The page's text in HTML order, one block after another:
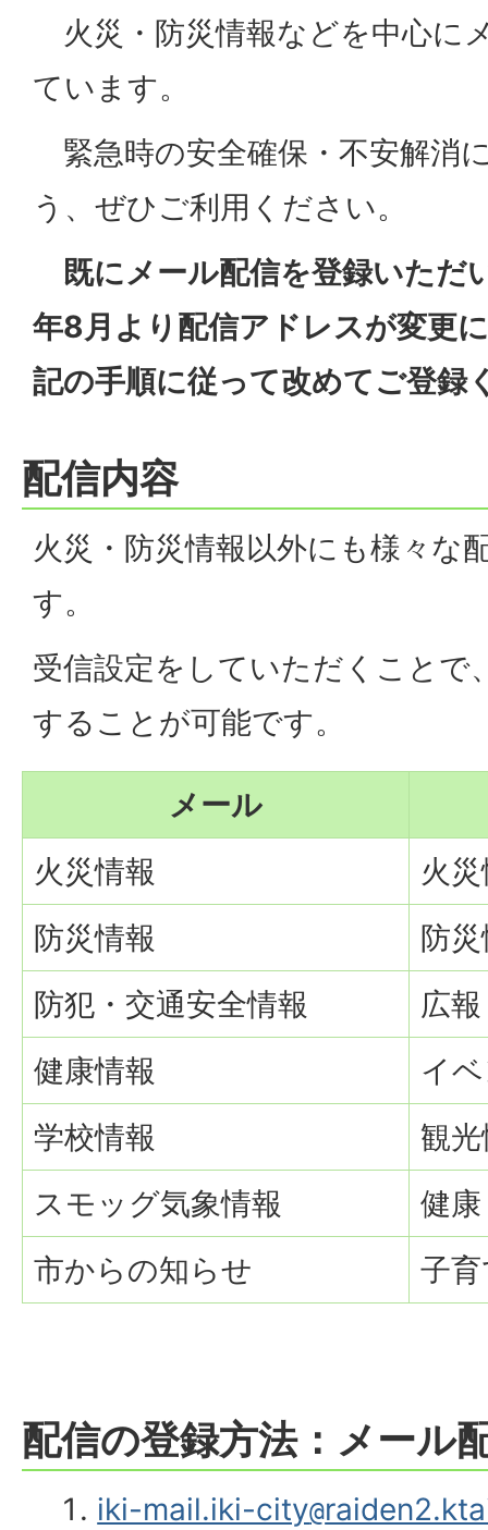
火災・防災情報などを中心に
ています。
緊急時の安全確保・不安解消
う、ぜひご利用ください。
既にメール配信を登録いただ
年8月より配信アドレスが変更
記の手順に従って改めてご登録
配信内容
火災・防災情報以外にも様々な
す。
受信設定をしていただくことで
することが可能です。
メール
火災情報
火
防災情報
防
防犯・交通安全情報
広報
健康情報
イ
学校情報
観
スモッグ気象情報
健
市からの知らせ
子
配信の登録方法：メール
iki-mail.iki-city@